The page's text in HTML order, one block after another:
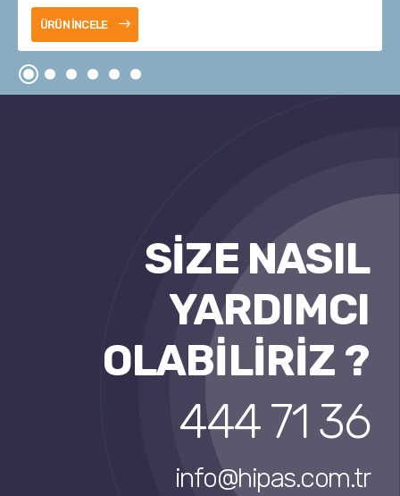
ÜRÜN İNCELE
SİZE NASIL
YARDIMCI
OLABİLİRİZ ?
444 71 36
info@hipas.com.tr